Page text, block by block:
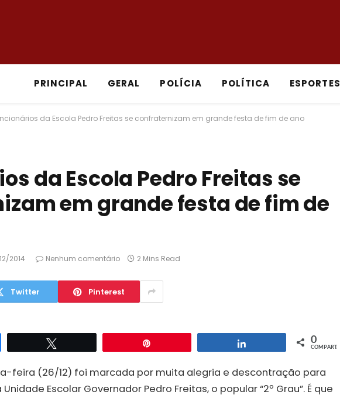
PRINCIPAL GERAL POLÍCIA POLÍTICA ESPORTES
da Escola Pedro Freitas se confraternizam em grande festa de fim de ano
da Escola Pedro Freitas se
em grande festa de fim de
2014 Nenhum comentário 2 Mins Read
Twitter Pinterest
Compartilhar 0
COMPART.
feira (26/12) foi marcada por muita alegria e descontração para
Escolar Governador Pedro Freitas, o popular “2º Grau”. É que